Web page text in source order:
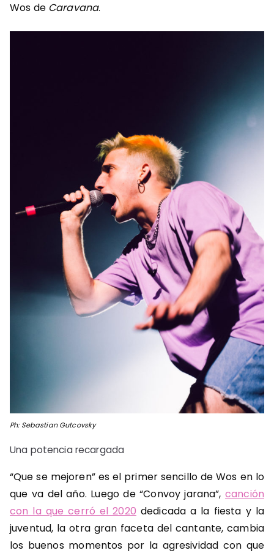
Wos de Caravana.
Ph: Sebastian Gutcovsky
Una potencia recargada
“Que se mejoren” es el primer sencillo de Wos en lo
que va del año. Luego de “Convoy jarana”,canción
con la que cerró el 2020 dedicada a la fiesta y la
juventud, la otra gran faceta del cantante, cambia
los buenos momentos por la agresividad con que